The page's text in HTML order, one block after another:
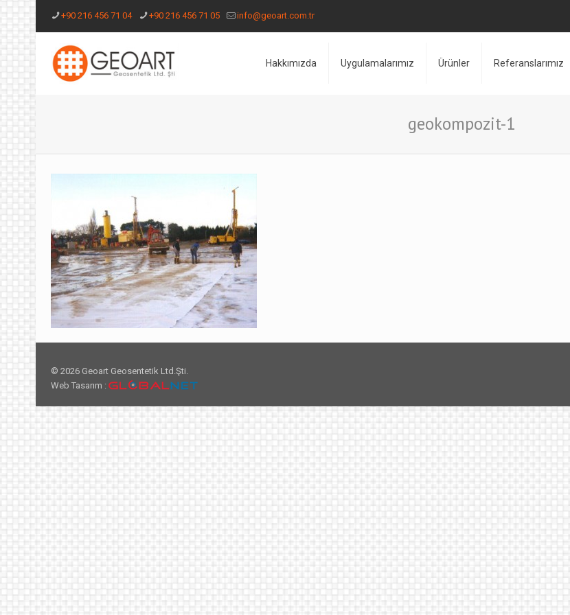
+90 216 456 71 04 +90 216 456 71 05 info@geoart.com.tr
Hakkımızda Uygulamalarımız Ürünler Referanslarımız
geokompozit-1
© 2026 Geoart Geosentetik Ltd.Şti.
Web Tasarım :